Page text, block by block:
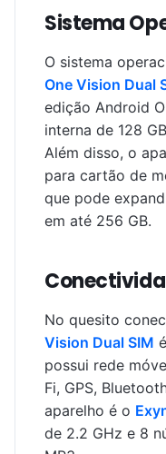
Sistema
O sistema
One Vision Dual
edição Android
interna de 128
Além disso, o
para cartão de
que pode
em até 256 GB.
No quesito
Vision Dual SIM
possui rede
Fi, GPS,
aparelho é o
de 2.2 GHz e 8